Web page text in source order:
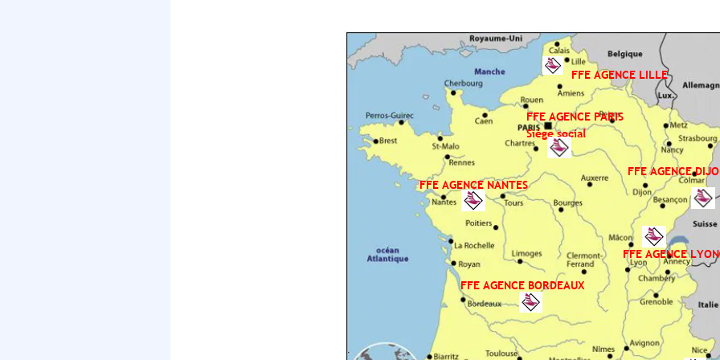
FFE AGENCE LILLE
FFE AGENCE PARIS
Siège social
FFE AGENCE
FFE AGENCE NANTES
FFE AGENCE LYON
FFE AGENCE BORDEAUX